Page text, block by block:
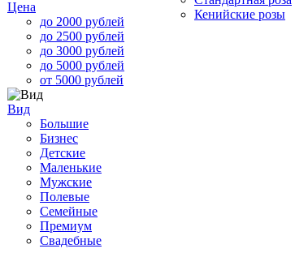
Цена
до 2000 рублей
до 2500 рублей
до 3000 рублей
до 5000 рублей
от 5000 рублей
Вид
Большие
Бизнес
Детские
Маленькие
Мужские
Полевые
Семейные
Премиум
Свадебные
Кенийские розы